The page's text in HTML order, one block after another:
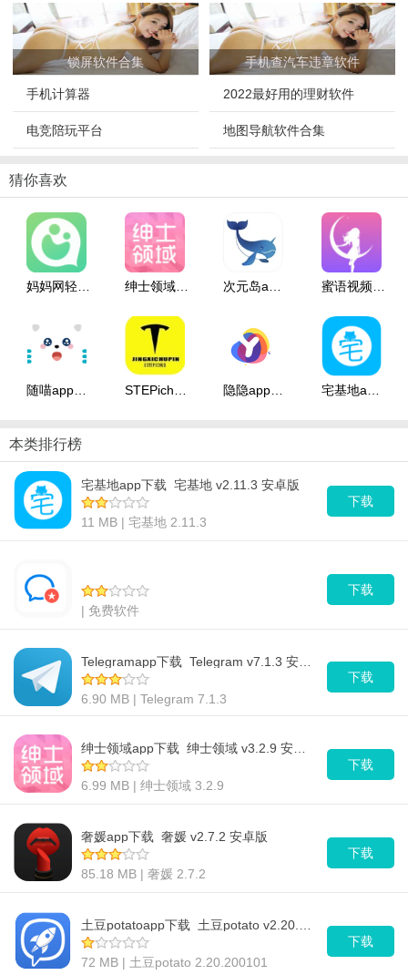
软件亮点
1、每位coser的作品直接推送到各大的互联网平台。
2、资深coser为大家带来了超多的优质cosplay美图。
3、次元岛app每天都有各种cosplay美图不间断更新。
软件点评
次元岛app可以让你在线结识各地的cosplay爱好者，在线欣赏他们
的cosplay美照，有各种类型的COS正片，自拍，私照等，是一款
Coser必备的社交app。
锁屏软件合集 手机查汽车违章软件
手机计算器 2022最好用的理财软件
电竞陪玩平台 地图导航软件合集
猜你喜欢
本类排行榜
宅基地app下载_宅基地 v2.11.3 安卓版
11 MB | 宅基地 2.11.3
下载
| 免费软件
下载
6.90 MB | Telegram 7.1.3
下载
6.99 MB | 绅士领域 3.2.9
下载
奢媛app下载_奢媛 v2.7.2 安卓版
85.18 MB | 奢媛 2.7.2
下载
72 MB | 土豆potato 2.20.200101
下载